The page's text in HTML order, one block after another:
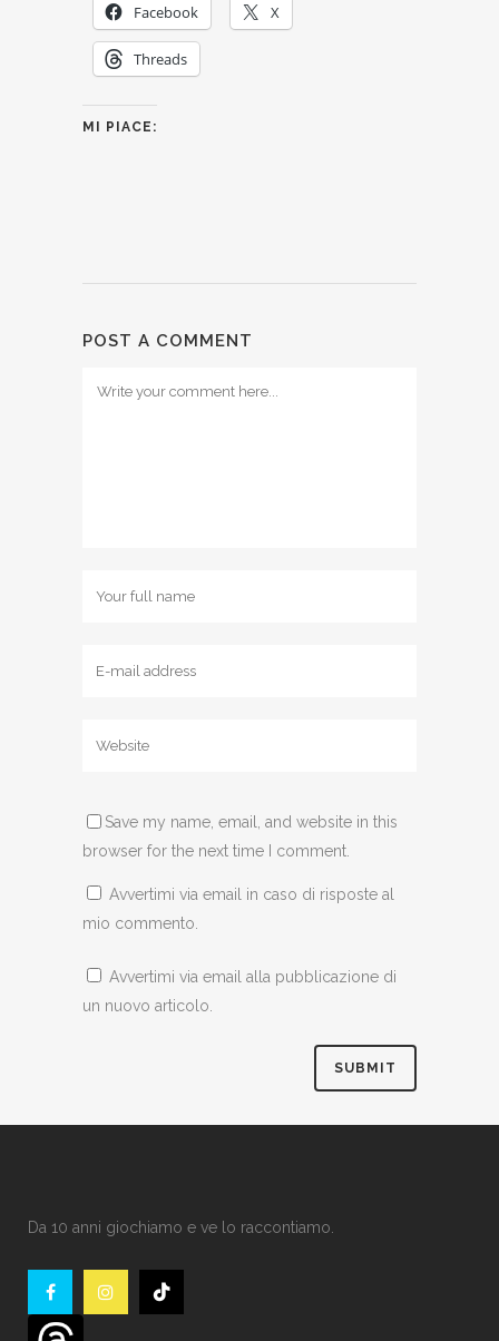
Facebook X
Threads
MI PIACE:
POST A COMMENT
Save my name, email, and website in this
browser for the next time I comment.
Avvertimi via email in caso di risposte al
mio commento.
Avvertimi via email alla pubblicazione di
un nuovo articolo.
Da 10 anni giochiamo e ve lo raccontiamo.